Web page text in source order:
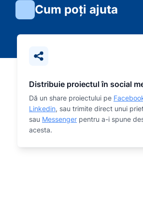
Cum poți ajuta
Distribuie proiectul în social
Dă un share proiectului pe
Linkedin, sau trimite direct unui
sau Messenger pentru a-i spune
acesta.